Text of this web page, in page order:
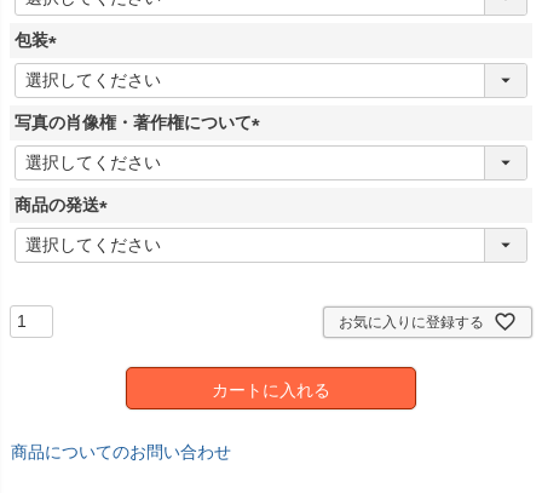
必
)
包装
(
必
須
)
写真の肖像権・著作権について
必
)
商品の発送
(
必
お気に入りに登録する
カートに入れる
商品についてのお問い合わせ